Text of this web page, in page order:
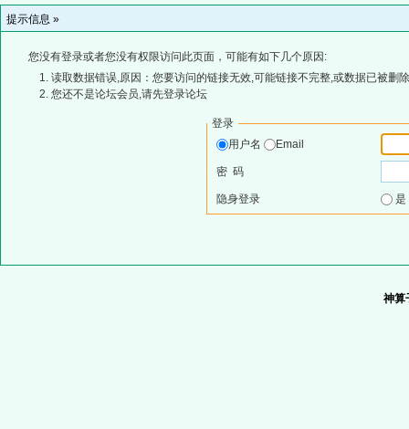
提示信息 »
您没有登录或者您没有权限访问此页面，可能有如下几个原因:
读取数据错误,原因：您要访问的链接无效,可能链接不完整,或数据已被删
您还不是论坛会员,请先登录论坛
登录
用户名
Email
密 码
隐身登录
神算